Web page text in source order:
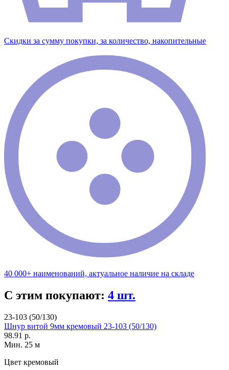
Скидки за сумму покупки, за количество, накопительные
40 000+ наименований, актуальное наличие на складе
С этим покупают: 4 шт.
23-103 (50/130)
Шнур витой 9мм кремовый 23-103 (50/130)
98.91 р.
Мин. 25 м
Цвет кремовый